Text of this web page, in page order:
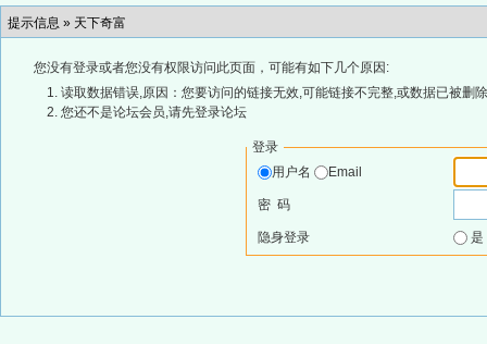
提示信息 » 天下奇富
您没有登录或者您没有权限访问此页面，可能有如下几个原因:
读取数据错误,原因：您要访问的链接无效,可能链接不完整,或数据已被删
您还不是论坛会员,请先登录论坛
登录
用户名
Email
密 码
隐身登录